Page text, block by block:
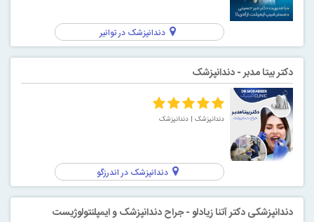
دندانپزشک در توانیر
دکتر بیتا مدبر - دندانپزشک
دندانپزشک | دندانپزشک
دندانپزشک در اندرزگو
دندانپزشکی دکتر آتنا زیادلو - جراح دندانپزشک و ایمپلنتولوژیست